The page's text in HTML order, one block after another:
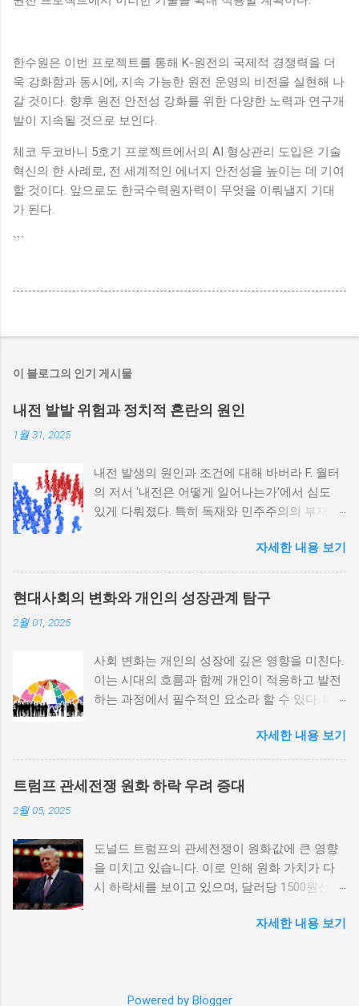
한수원은 이번 프로젝트를 통해 K-원전의 국제적 경쟁력을 더
욱 강화함과 동시에, 지속 가능한 원전 운영의 비전을 실현해 나
갈 것이다. 향후 원전 안전성 강화를 위한 다양한 노력과 연구개
발이 지속될 것으로 보인다.
체코 두코바니 5호기 프로젝트에서의 AI 형상관리 도입은 기술
혁신의 한 사례로, 전 세계적인 에너지 안전성을 높이는 데 기여
할 것이다. 앞으로도 한국수력원자력이 무엇을 이뤄낼지 기대
가 된다.
```
이 블로그의 인기 게시물
내전 발발 위험과 정치적 혼란의 원인
1월 31, 2025
내전 발생의 원인과 조건에 대해 바버라 F. 월터
의 저서 '내전은 어떻게 일어나는가'에서 심도
있게 다뤄졌다. 특히 독재와 민주주의의 부재가
정치적 파벌화와 경제·군사 체제의 불안정성이
내전의 촉매제가 된다는 사실은 우리에게 중요
한 교훈을 준다. 정치적 불안정성과 내전 발발
위험 정치적 불안정성은 내전 발발의 핵심 요인
적 갈등이 심화되고, 이로 인해 내전의 위험이
증가한다. 이와 같은 경우, 국민들은 정부에 대
한 불만을 느끼고, 체제 전복을 위해 무장 세력
역사적으로도 정치적 불안정성이 높은 국가에
서는 종종 내전이 발발했던 예가 많다. 이러한
비극적인 상황을 방지하기 위해서는 먼저 정치
한 원인 중 하나는 경제적 불균형이다. 경제가
일부 계층에 의해 독점되고, 대다수의 국민이 경
제적 불안정과 빈곤 속에서 고통받게 되면, 사회
적 불만이 쌓이기 마련이다. 이와 같은 경제적
하며, 사회적 불안이 증대할 경우 시민들은 무장
자세한 내용 보기
현대사회의 변화와 개인의 성장관계 탐구
2월 01, 2025
사회 변화는 개인의 성장에 깊은 영향을 미친다.
이는 시대의 흐름과 함께 개인이 적응하고 발전
하는 과정에서 필수적인 요소라 할 수 있다. 따
탐구하는 것이 필요하다. 사회 변화의 의미와 구
조 사회 변화란 특정 사회의 구조, 문화, 가치관
등이 시간이 지남에 따라 변화하는 과정을 의미
한다. 이러한 변화는 다양한 요인에 의해 발생할
이루어진다. 예를 들어, 산업 혁명은 사람들이
일하는 방식과 생활 방식을 완전히 변화시켰다.
이에 따라 개인의 역할과 목표 또한 변화할 수밖
로운 기회를 창출한다. 예를 들어, 정보통신기술
자세한 내용 보기
트럼프 관세전쟁 원화 하락 우려 증대
2월 05, 2025
도널드 트럼프의 관세전쟁이 원화값에 큰 영향
을 미치고 있습니다. 이로 인해 원화 가치가 다
시 하락세를 보이고 있으며, 달러당 1500원선이
이러한 경제적 변화가 앞으로 어떻게 전개될지
는 미국의 제조업을 보호하기 위해 중국과 다른
자세한 내용 보기
Powered by Blogger